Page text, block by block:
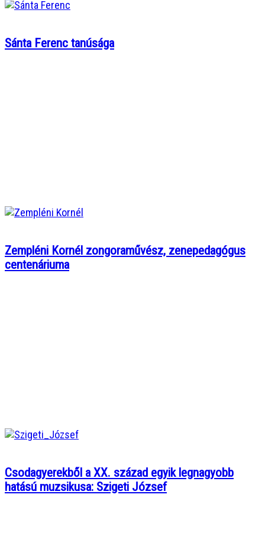
Sánta Ferenc tanúsága
Zempléni Kornél zongoraművész, zenepedagógus
centenáriuma
Csodagyerekből a XX. század egyik legnagyobb
hatású muzsikusa: Szigeti József